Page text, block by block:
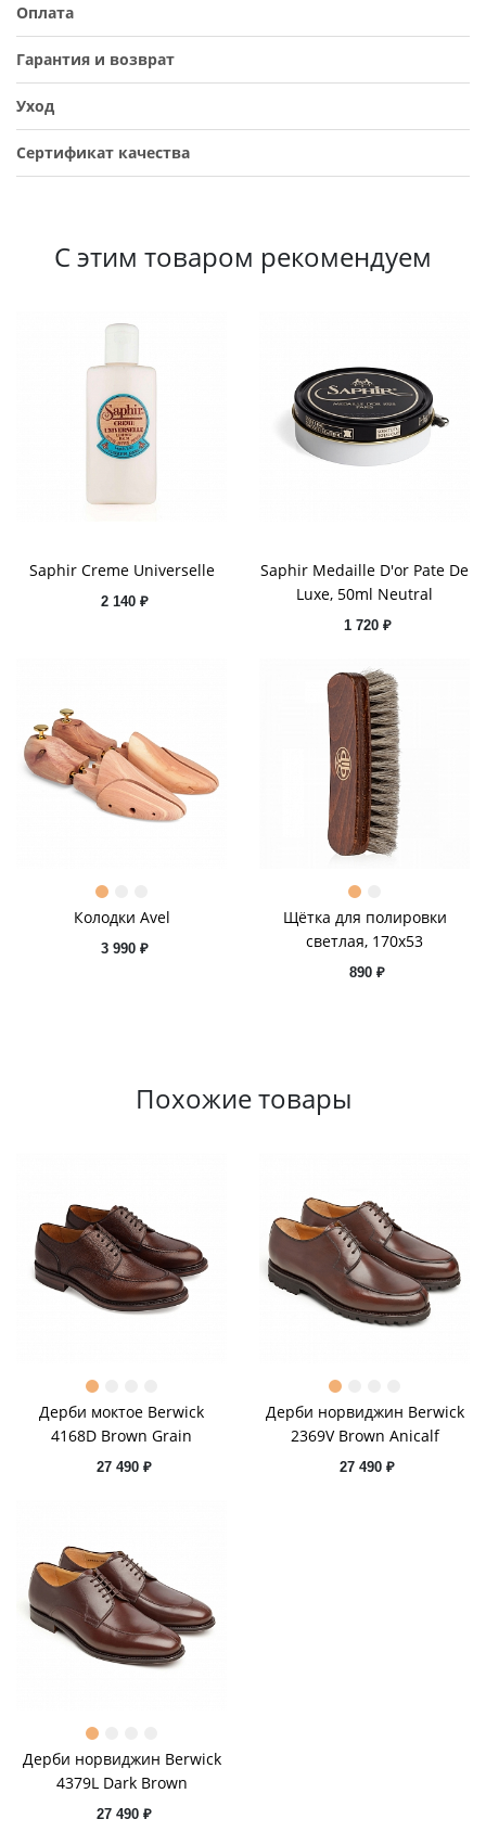
Оплата
Гарантия и возврат
Уход
Сертификат качества
С этим товаром рекомендуем
Saphir Creme Universelle
2 140 ₽
Saphir Medaille D'or Pate De
Luxe, 50ml Neutral
1 720 ₽
Колодки Avel
3 990 ₽
Щётка для полировки
светлая, 170х53
890 ₽
Похожие товары
Дерби моктое Berwick
4168D Brown Grain
27 490 ₽
Дерби норвиджин Berwick
2369V Brown Anicalf
27 490 ₽
Дерби норвиджин Berwick
4379L Dark Brown
27 490 ₽